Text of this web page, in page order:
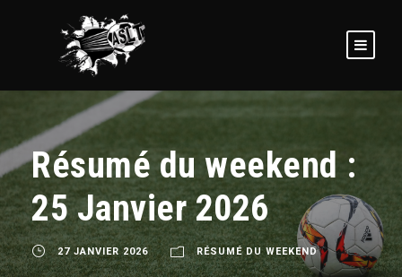
Résumé du weekend :
25 Janvier 2026
27 JANVIER 2026 RÉSUMÉ DU WEEKEND